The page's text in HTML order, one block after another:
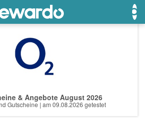
Angebote
& Angebote August 2026
Gutscheine | am 09.08.2026 getestet